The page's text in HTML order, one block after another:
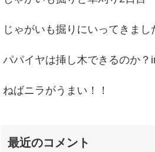
じゃがいも掘りにいってきまし
パパイヤは挿し木できるのか？
ねばニラがうまい！！
最近のコメント